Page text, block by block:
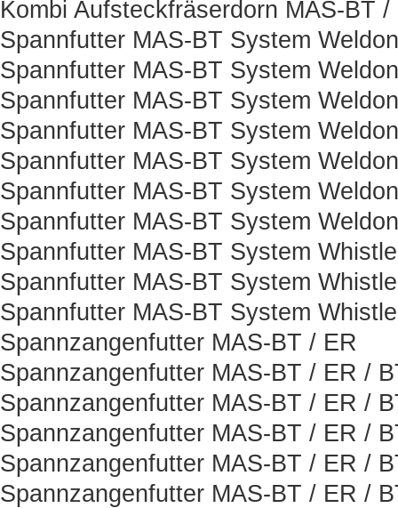
Kombi Aufsteckfräserdorn MAS-BT /
Spannfutter MAS-BT System Weldon
Spannfutter MAS-BT System
Spannfutter MAS-BT System
Spannfutter MAS-BT System
Spannfutter MAS-BT System
Spannfutter MAS-BT System
Spannfutter MAS-BT System
Spannfutter MAS-BT System
Spannfutter MAS-BT System
Spannfutter MAS-BT System
Spannzangenfutter MAS-BT / ER
Spannzangenfutter MAS-BT / ER /
Spannzangenfutter MAS-BT / ER /
Spannzangenfutter MAS-BT / ER /
Spannzangenfutter MAS-BT / ER /
Spannzangenfutter MAS-BT / ER /